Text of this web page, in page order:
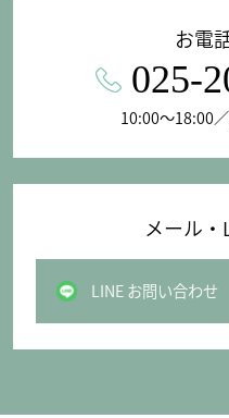
お電
025-
10:00〜18:00
メール・
LINE お問い合わせ